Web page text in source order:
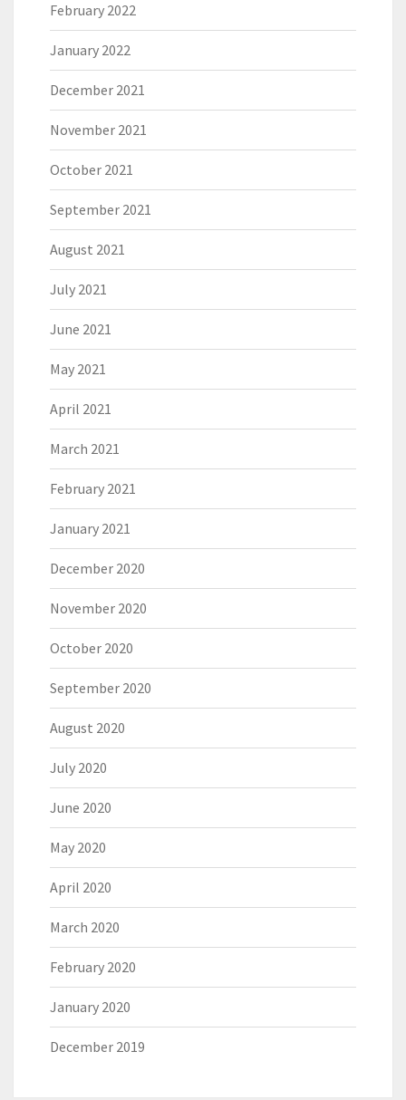
February 2022
January 2022
December 2021
November 2021
October 2021
September 2021
August 2021
July 2021
June 2021
May 2021
April 2021
March 2021
February 2021
January 2021
December 2020
November 2020
October 2020
September 2020
August 2020
July 2020
June 2020
May 2020
April 2020
March 2020
February 2020
January 2020
December 2019